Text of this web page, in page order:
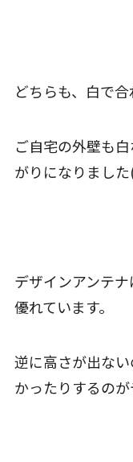
どちらも、白で
ご自宅の外壁も
がりになりまし
デザインアンテ
優れています。
逆に高さが出な
かったりするの